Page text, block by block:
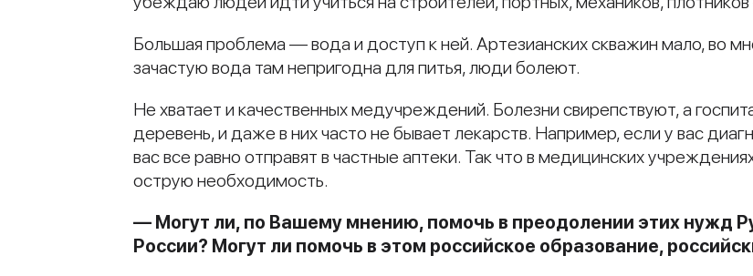
Большая проблема — вода и доступ к ней. Артезианских скважин мало, во
зачастую вода там непригодна для питья, люди болеют.
Не хватает и качественных медучреждений. Болезни свирепствуют, а
деревень, и даже в них часто не бывает лекарств. Например, если у вас
вас все равно отправят в частные аптеки. Так что в медицинских
острую необходимость.
— Могут ли, по Вашему мнению, помочь в преодолении этих нужд
России? Могут ли помочь в этом российское образование,